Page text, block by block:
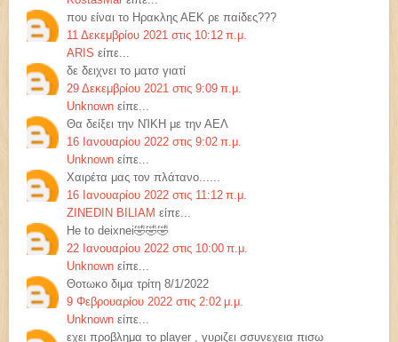
που είναι το Ηρακλης ΑΕΚ ρε παίδες???
11 Δεκεμβρίου 2021 στις 10:12 π.μ.
ARIS είπε...
δε δειχνει το ματσ γιατί
29 Δεκεμβρίου 2021 στις 9:09 π.μ.
Unknown είπε...
Θα δείξει την ΝΊΚΗ με την ΑΕΛ
16 Ιανουαρίου 2022 στις 9:02 π.μ.
Unknown είπε...
Χαιρέτα μας τον πλάτανο......
16 Ιανουαρίου 2022 στις 11:12 π.μ.
ZINEDIN BILIAM είπε...
He to deixnei🤣🤣🤣
22 Ιανουαρίου 2022 στις 10:00 π.μ.
Unknown είπε...
Θοτωκο διμα τρίτη 8/1/2022
9 Φεβρουαρίου 2022 στις 2:02 μ.μ.
Unknown είπε...
εχει προβλημα το player , γυριζει σσυνεχεια πισω